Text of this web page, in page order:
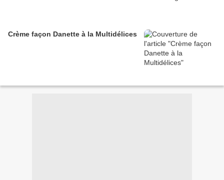
Crème façon Danette à la Multidélices